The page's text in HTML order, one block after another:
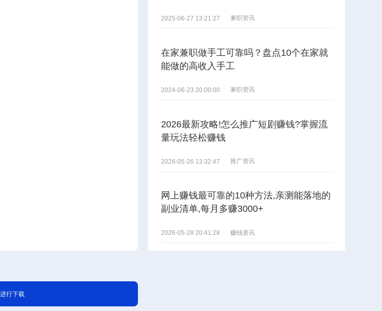
2025-06-27 13:21:27 兼职资讯
在家兼职做手工可靠吗？盘点10个在家就
能做的高收入手工
2024-06-23 20:00:00 兼职资讯
2026最新攻略!怎么推广短剧赚钱?掌握流
量玩法轻松赚钱
2026-05-26 13:32:47 推广资讯
网上赚钱最可靠的10种方法,亲测能落地的
副业清单,每月多赚3000+
2026-05-28 20:41:28 赚钱资讯
行下载